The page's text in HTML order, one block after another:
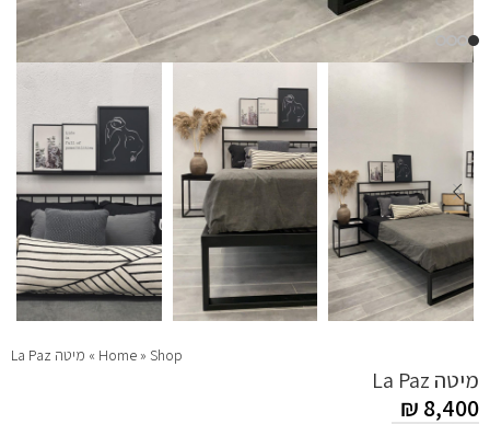
Home » Shop
» מיטה La Paz
מיטה La Paz
₪ 8,400